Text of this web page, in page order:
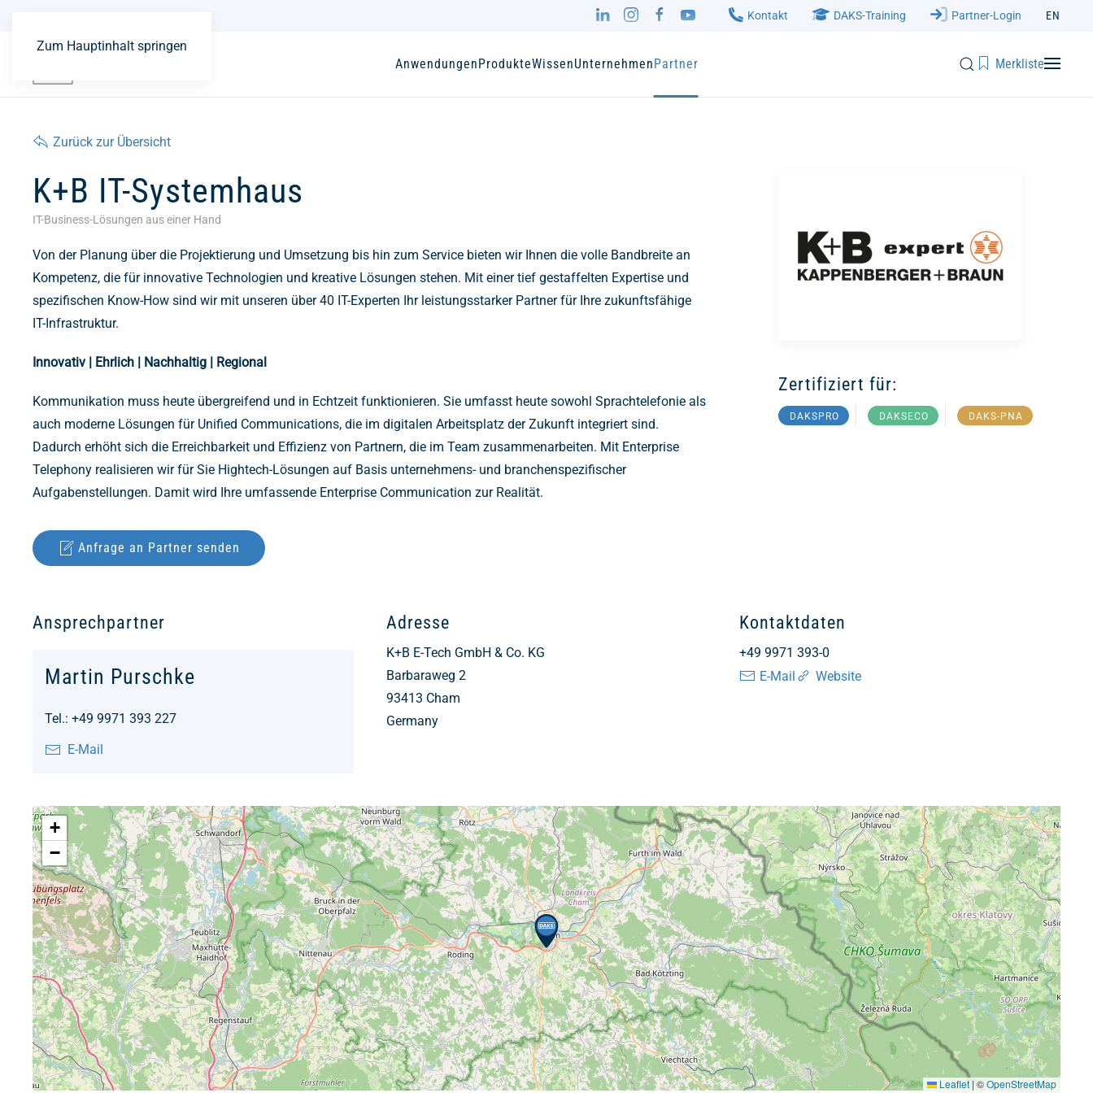
Zum Hauptinhalt springen
Kontakt DAKS-Training Partner-Login EN
AnwendungenProdukteWissenUnternehmenPartner Merkliste
Zurück zur Übersicht
K+B IT-Systemhaus
IT-Business-Lösungen aus einer Hand
Von der Planung über die Projektierung und Umsetzung bis hin zum Service bieten wir Ihnen die volle Bandbreite an
Kompetenz, die für innovative Technologien und kreative Lösungen stehen. Mit einer tief gestaffelten Expertise und
spezifischen Know-How sind wir mit unseren über 40 IT-Experten Ihr leistungsstarker Partner für Ihre zukunftsfähige
IT-Infrastruktur.
Innovativ | Ehrlich | Nachhaltig | Regional
Kommunikation muss heute übergreifend und in Echtzeit funktionieren. Sie umfasst heute sowohl Sprachtelefonie als
auch moderne Lösungen für Unified Communications, die im digitalen Arbeitsplatz der Zukunft integriert sind.
Dadurch erhöht sich die Erreichbarkeit und Effizienz von Partnern, die im Team zusammenarbeiten. Mit Enterprise
Telephony realisieren wir für Sie Hightech-Lösungen auf Basis unternehmens- und branchenspezifischer
Aufgabenstellungen. Damit wird Ihre umfassende Enterprise Communication zur Realität.
Anfrage an Partner senden
Zertifiziert für:
DAKSPRO DAKSECO DAKS-PNA
Ansprechpartner
Martin Purschke
Tel.: +49 9971 393 227
E-Mail
Adresse
K+B E-Tech GmbH & Co. KG
Barbaraweg 2
93413 Cham
Germany
Kontaktdaten
+49 9971 393-0
E-Mail
Website
+
−
Leaflet | ©OpenStreetMap